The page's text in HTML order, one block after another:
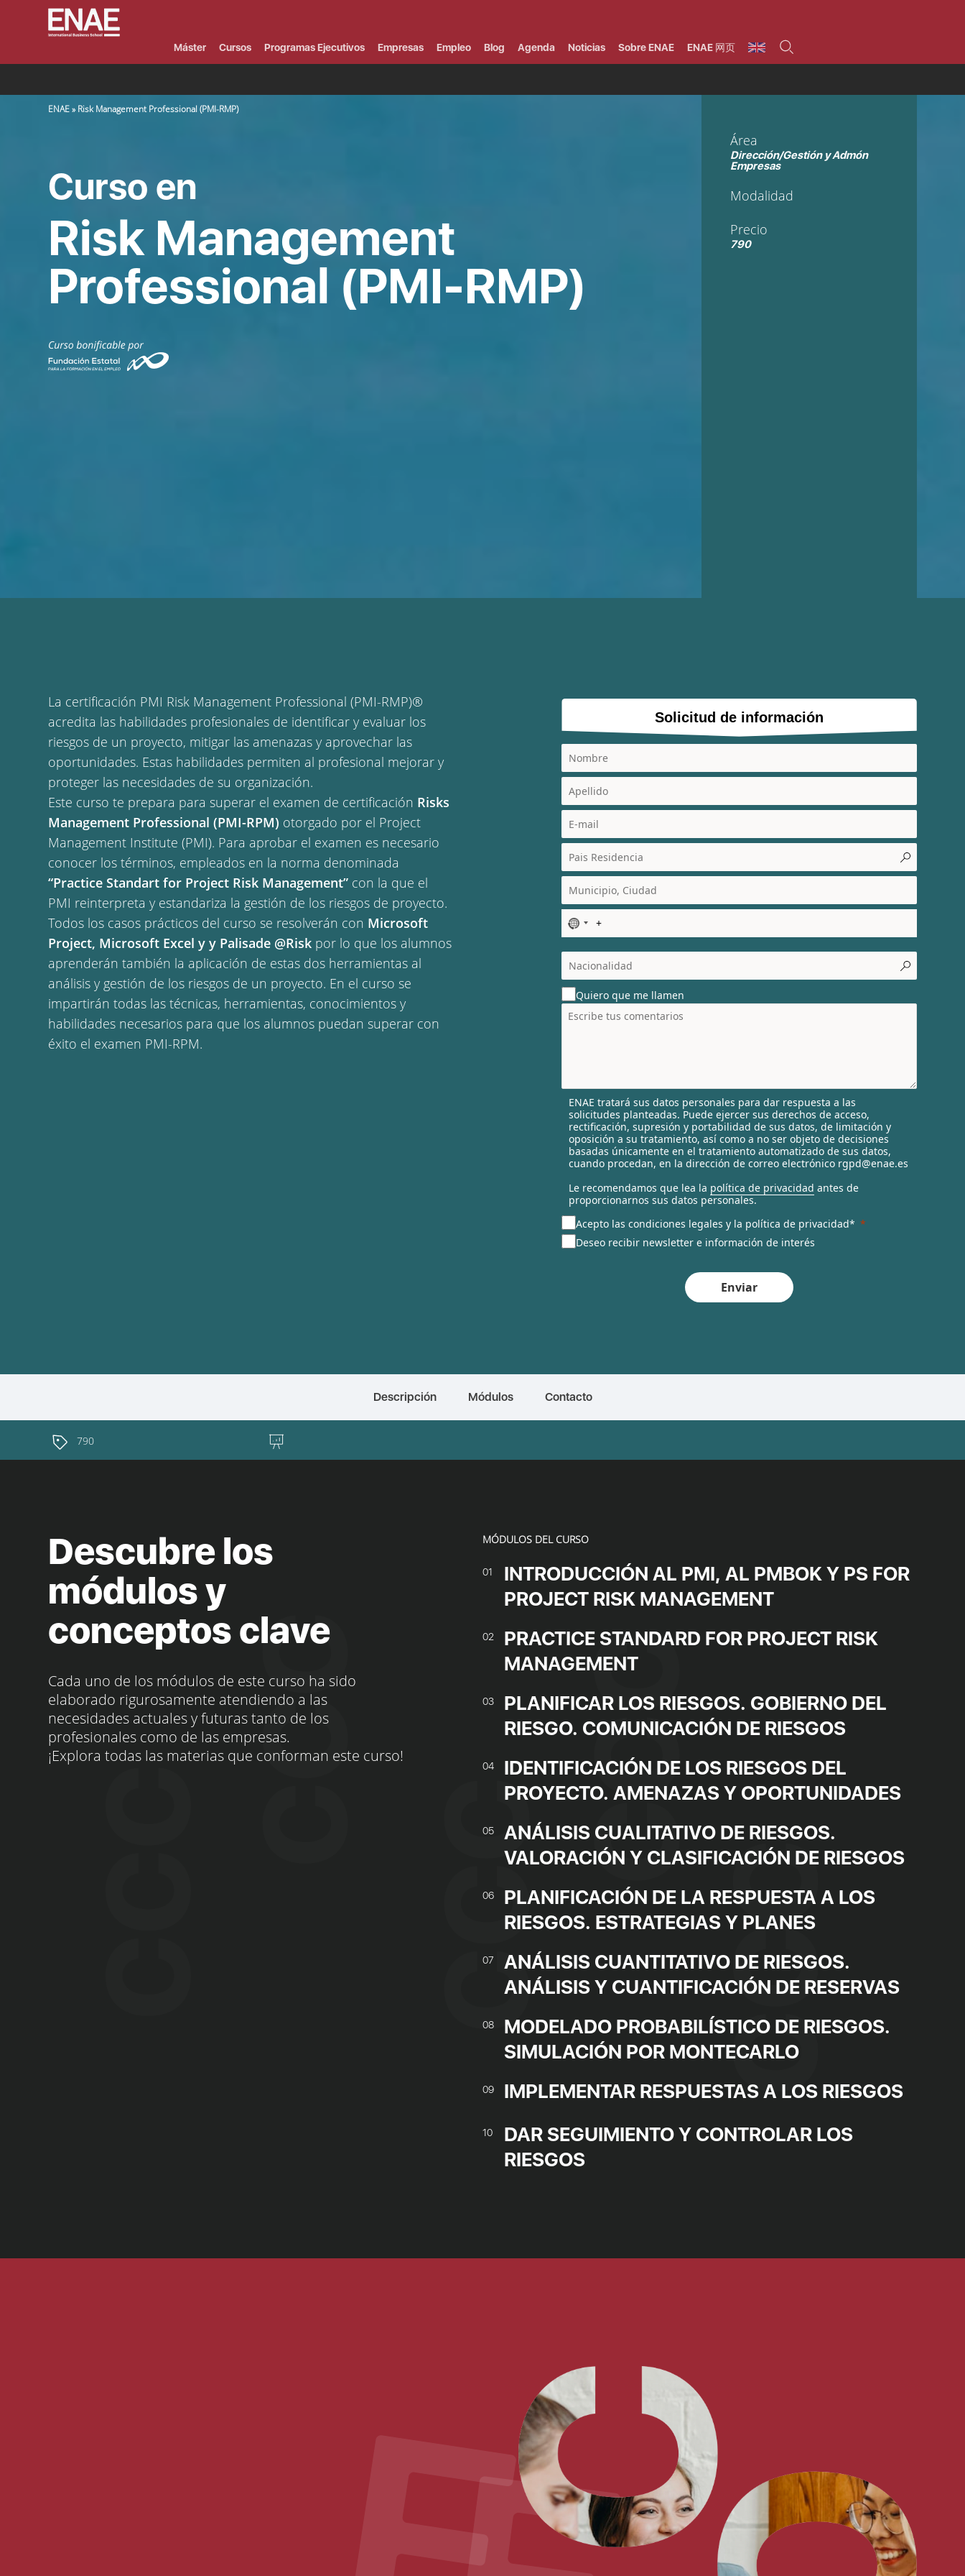
Menú
Superior
(Header)
Bolsa de empleoMáster
Tecnología / Digital /
Comercial / Marketing/
Ventas
Dirección / Gestión /
empresas
Operaciones
Máster Cursos Programas Ejecutivos Empresas Empleo Blog Agenda Noticias Sobre ENAE ENAE 网页
SOBRESCRIBIR ENLACES DE AYUDA A LA NAVEGACIÓN
ENAE Risk Management Professional (PMI-RMP)
Curso en
Risk Management
Professional (PMI-RMP)
Área
Dirección/Gestión y Admón
Empresas
Modalidad
Precio
790
La certificación PMI Risk Management Professional (PMI-RMP)®
acredita las habilidades profesionales de identificar y evaluar los
riesgos de un proyecto, mitigar las amenazas y aprovechar las
oportunidades. Estas habilidades permiten al profesional mejorar y
proteger las necesidades de su organización.
Este curso te prepara para superar el examen de certificación Risks
Management Professional (PMI-RPM) otorgado por el Project
Management Institute (PMI). Para aprobar el examen es necesario
conocer los términos, empleados en la norma denominada
“Practice Standart for Project Risk Management” con la que el
PMI reinterpreta y estandariza la gestión de los riesgos de proyecto.
Todos los casos prácticos del curso se resolverán con Microsoft
Project, Microsoft Excel y y Palisade @Risk por lo que los alumnos
aprenderán también la aplicación de estas dos herramientas al
análisis y gestión de los riesgos de un proyecto. En el curso se
impartirán todas las técnicas, herramientas, conocimientos y
habilidades necesarios para que los alumnos puedan superar con
éxito el examen PMI-RPM.
Solicitud de información
N
o
c
o
u
n
t
l
e
c
t
e
d
Quiero que me llamen
ENAE tratará sus datos personales para dar respuesta a las
solicitudes planteadas. Puede ejercer sus derechos de acceso,
rectificación, supresión y portabilidad de sus datos, de limitación y
oposición a su tratamiento, así como a no ser objeto de decisiones
basadas únicamente en el tratamiento automatizado de sus datos,
cuando procedan, en la dirección de correo electrónico rgpd@enae.es
Le recomendamos que lea la política de privacidad antes de
proporcionarnos sus datos personales.
Acepto las condiciones legales y la política de privacidad*
Deseo recibir newsletter e información de interés
Enviar
Descripción Módulos Contacto
790
Descubre los
módulos y
conceptos clave
Cada uno de los módulos de este curso ha sido
elaborado rigurosamente atendiendo a las
necesidades actuales y futuras tanto de los
profesionales como de las empresas.
¡Explora todas las materias que conforman este curso!
MÓDULOS DEL CURSO
01
INTRODUCCIÓN AL PMI, AL PMBOK Y PS FOR
PROJECT RISK MANAGEMENT
02
PRACTICE STANDARD FOR PROJECT RISK
MANAGEMENT
03
PLANIFICAR LOS RIESGOS. GOBIERNO DEL
RIESGO. COMUNICACIÓN DE RIESGOS
04
IDENTIFICACIÓN DE LOS RIESGOS DEL
PROYECTO. AMENAZAS Y OPORTUNIDADES
05
ANÁLISIS CUALITATIVO DE RIESGOS.
VALORACIÓN Y CLASIFICACIÓN DE RIESGOS
06
PLANIFICACIÓN DE LA RESPUESTA A LOS
RIESGOS. ESTRATEGIAS Y PLANES
07
ANÁLISIS CUANTITATIVO DE RIESGOS.
ANÁLISIS Y CUANTIFICACIÓN DE RESERVAS
08
MODELADO PROBABILÍSTICO DE RIESGOS.
SIMULACIÓN POR MONTECARLO
09 IMPLEMENTAR RESPUESTAS A LOS RIESGOS
10
DAR SEGUIMIENTO Y CONTROLAR LOS
RIESGOS